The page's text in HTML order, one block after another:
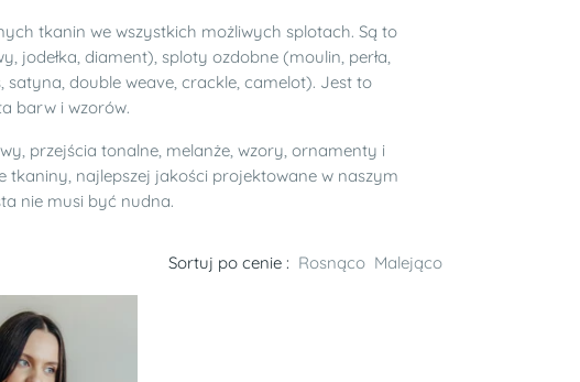
tkanin we wszystkich możliwych splotach. Są to
jodełka, diament), sploty ozdobne (moulin, perła,
satyna, double weave, crackle, camelot). Jest to
barw i wzorów.
przejścia tonalne, melanże, wzory, ornamenty i
tkaniny, najlepszej jakości projektowane w naszym
nie musi być nudna.
Sortuj po cenie : Rosnąco Malejąco